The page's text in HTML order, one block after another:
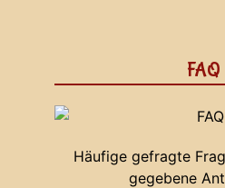
FAQ
Häufige gefragte
gegebene